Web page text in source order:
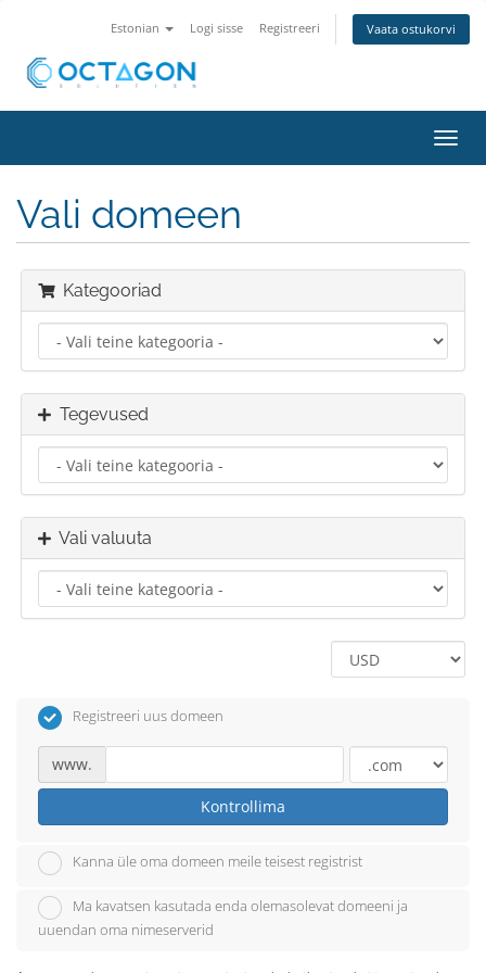
Estonian Logi sisse Registreeri Vaata ostukorvi
Vali domeen
Kategooriad
Tegevused
Vali valuuta
Registreeri uus domeen
www.
Kontrollima
Kanna üle oma domeen meile teisest registrist
Ma kavatsen kasutada enda olemasolevat domeeni ja
uuendan oma nimeserverid